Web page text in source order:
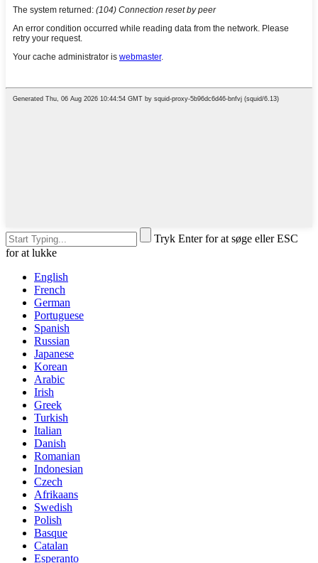
Tryk Enter for at søge eller ESC
for at lukke
English
French
German
Portuguese
Spanish
Russian
Japanese
Korean
Arabic
Irish
Greek
Turkish
Italian
Danish
Romanian
Indonesian
Czech
Afrikaans
Swedish
Polish
Basque
Catalan
Esperanto